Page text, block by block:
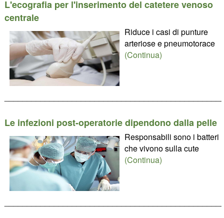
L'ecografia per l'inserimento del catetere venoso
centrale
Riduce i casi di punture
arteriose e pneumotorace
(Continua)
Le infezioni post-operatorie dipendono dalla pelle
Responsabili sono i batteri
che vivono sulla cute
(Continua)